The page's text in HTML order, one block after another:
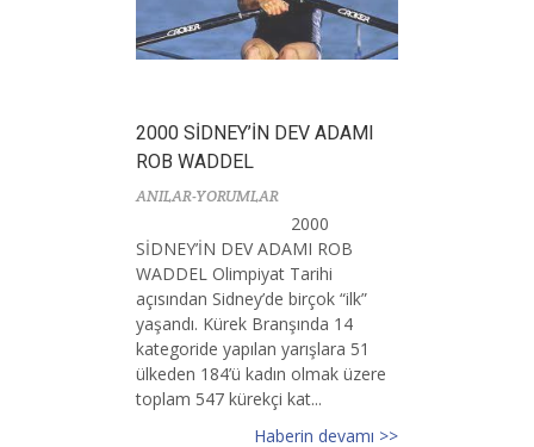
2000 SİDNEY’İN DEV ADAMI
ROB WADDEL
ANILAR-YORUMLAR
2000
SİDNEY’İN DEV ADAMI ROB
WADDEL Olimpiyat Tarihi
açısından Sidney’de birçok “ilk”
yaşandı. Kürek Branşında 14
kategoride yapılan yarışlara 51
ülkeden 184’ü kadın olmak üzere
toplam 547 kürekçi kat...
Haberin devamı >>